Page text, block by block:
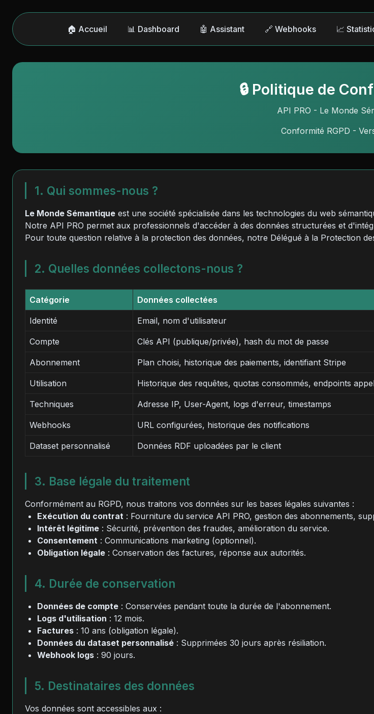
🏠 Accueil 📊 Dashboard 🤖 Assistant 🔗 Webhooks 📈
🔒 Politique de
API PRO - Le Monde
Conformité RGPD -
1. Qui sommes-nous ?
Le Monde Sémantique est une société spécialisée dans les technologies du web
Notre API PRO permet aux professionnels d'accéder à des données structurées et
Pour toute question relative à la protection des données, notre Délégué à la Protection
2. Quelles données collectons-nous ?
Catégorie Données collectées
Identité Email, nom d'utilisateur
Compte Clés API (publique/privée), hash du mot de passe
Abonnement Plan choisi, historique des paiements, identifiant Stripe
Utilisation Historique des requêtes, quotas consommés, endpoints
Techniques Adresse IP, User-Agent, logs d'erreur, timestamps
Webhooks URL configurées, historique des notifications
Dataset personnalisé Données RDF uploadées par le client
3. Base légale du traitement
Conformément au RGPD, nous traitons vos données sur les bases légales suivantes :
Exécution du contrat : Fourniture du service API PRO, gestion des abonnements,
Intérêt légitime : Sécurité, prévention des fraudes, amélioration du service.
Consentement : Communications marketing (optionnel).
Obligation légale : Conservation des factures, réponse aux autorités.
4. Durée de conservation
Données de compte : Conservées pendant toute la durée de l'abonnement.
Logs d'utilisation : 12 mois.
Factures : 10 ans (obligation légale).
Données du dataset personnalisé : Supprimées 30 jours après résiliation.
Webhook logs : 90 jours.
5. Destinataires des données
Vos données sont accessibles aux :